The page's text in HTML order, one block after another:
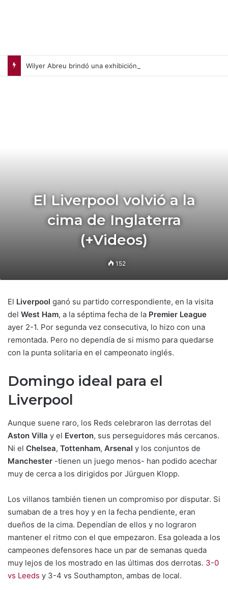
El Liverpool volvió a la
cima de Inglaterra
(+Videos)
152
El Liverpool ganó su partido correspondiente, en la visita
del West Ham, a la séptima fecha de la Premier League
ayer 2-1. Por segunda vez consecutiva, lo hizo con una
remontada. Pero no dependía de si mismo para quedarse
con la punta solitaria en el campeonato inglés.
Domingo ideal para el
Liverpool
Aunque suene raro, los Reds celebraron las derrotas del
Aston Villa y el Everton, sus perseguidores más cercanos.
Ni el Chelsea, Tottenham, Arsenal y los conjuntos de
Manchester -tienen un juego menos- han podido acechar
muy de cerca a los dirigidos por Jürguen Klopp.
Los villanos también tienen un compromiso por disputar. Si
sumaban de a tres hoy y en la fecha pendiente, eran
dueños de la cima. Dependían de ellos y no lograron
mantener el ritmo con el que empezaron. Esa goleada a los
campeones defensores hace un par de semanas queda
muy lejos de los mostrado en las últimas dos derrotas. 3-0
vs Leeds y 3-4 vs Southampton, ambas de local.